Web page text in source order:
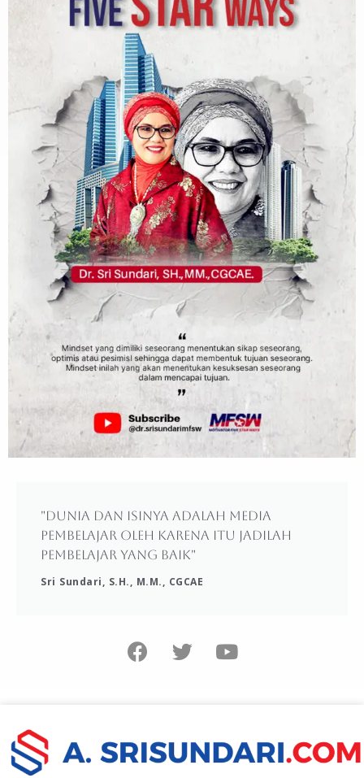
"Dunia dan isinya adalah media
pembelajar oleh karena itu jadilah
pembelajar yang baik"
Sri Sundari, S.H., M.M., CGCAE